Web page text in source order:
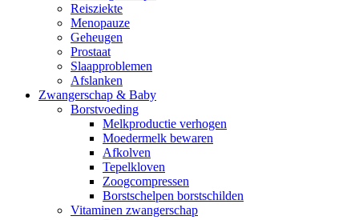
Reisziekte
Menopauze
Geheugen
Prostaat
Slaapproblemen
Afslanken
Zwangerschap & Baby
Borstvoeding
Melkproductie verhogen
Moedermelk bewaren
Afkolven
Tepelkloven
Zoogcompressen
Borstschelpen borstschilden
Vitaminen zwangerschap